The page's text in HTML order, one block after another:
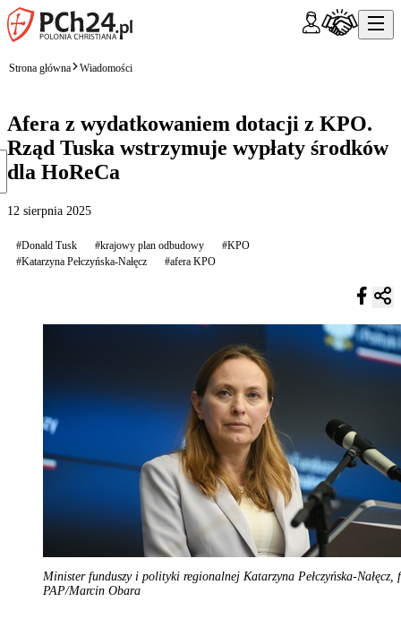
Strona główna Wiadomości
Afera z wydatkowaniem dotacji z KPO.
Rząd Tuska wstrzymuje wypłaty środków
dla HoReCa
12 sierpnia 2025
#Donald Tusk #krajowy plan odbudowy
#KPO
#Katarzyna Pełczyńska-Nałęcz
#afera KPO
Minister funduszy i polityki regionalnej Katarzyna Pełczyńska-Nałęcz,
PAP/Marcin Obara